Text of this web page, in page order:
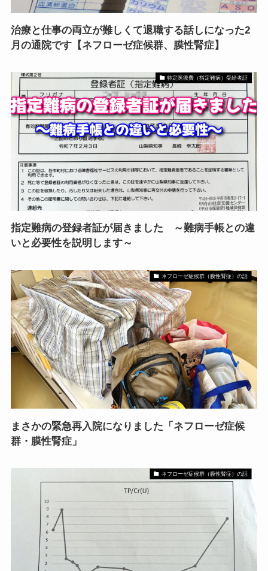
治療と仕事の両立が難しくて退職する話しになった2
月の通院です【ネフローゼ症候群、膜性腎症】
特定医療費（指定難病）受給者証
指定難病の登録者証が届きました ～難病手帳との違
いと必要性を説明します～
ネフローゼ症候群（膜性腎症）の話
まさかの緊急再入院になりました「ネフローゼ症候
群・膜性腎症」
ネフローゼ症候群（膜性腎症）の話